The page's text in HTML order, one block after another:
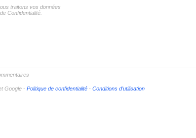
traitons vos données
Confidentialité.
Google - Politique de confidentialité - Conditions d'utilisation